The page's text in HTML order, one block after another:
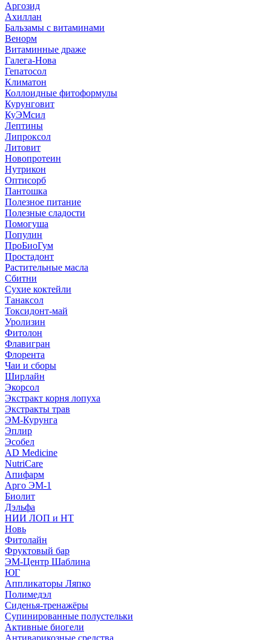
Аргозид
Ахиллан
Бальзамы с витаминами
Венорм
Витаминные драже
Галега-Нова
Гепатосол
Климатон
Коллоидные фитоформулы
Курунговит
КуЭМсил
Лептины
Липроксол
Литовит
Новопротеин
Нутрикон
Оптисорб
Пантошка
Полезное питание
Полезные сладости
Помогуша
Популин
ПроБиоГум
Простадонт
Растительные масла
Сбитни
Сухие коктейли
Танаксол
Токсидонт-май
Уролизин
Фитолон
Флавигран
Флорента
Чаи и сборы
Ширлайн
Экорсол
Экстракт корня лопуха
Экстракты трав
ЭМ-Курунга
Эплир
Эсобел
AD Medicine
NutriCare
Апифарм
Арго ЭМ-1
Биолит
Дэльфа
НИИ ЛОП и НТ
Новь
Фитолайн
Фруктовый бар
ЭМ-Центр Шаблина
ЮГ
Аппликаторы Ляпко
Полимедэл
Сиденья-тренажёры
Супинированные полустельки
Активные биогели
Антиварикозные средства